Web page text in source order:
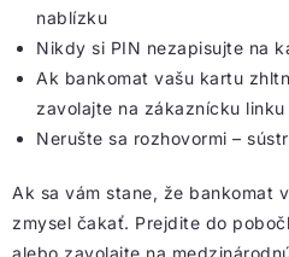
nablízku
Nikdy si PIN nezapisujte na
Ak bankomat vašu kartu
zavolajte na zákaznícku
Nerušte sa rozhovormi –
Ak sa vám stane, že bankomat
zmysel čakať. Prejdite do